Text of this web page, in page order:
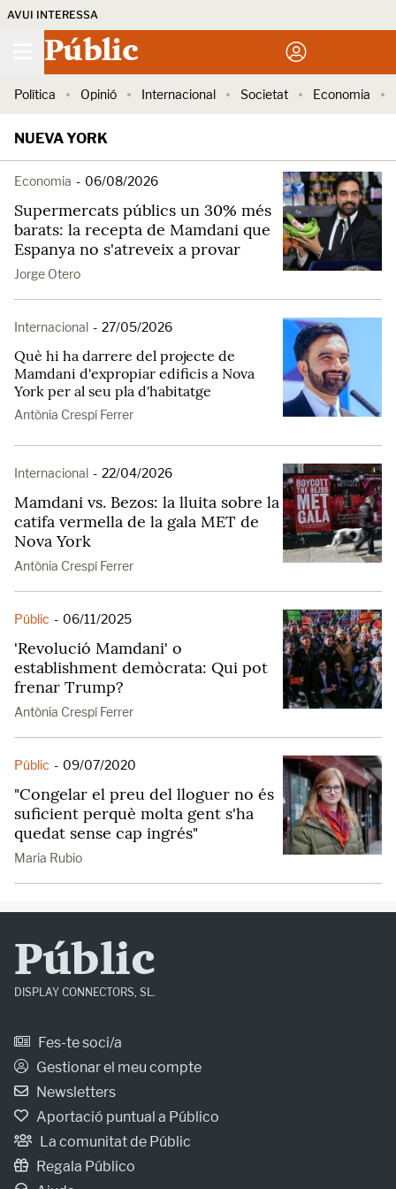
AVUI INTERESSA
Públic
Política Opinió Internacional Societat Economia
NUEVA YORK
Economia - 06/08/2026
Supermercats públics un 30% més
barats: la recepta de Mamdani que
Espanya no s'atreveix a provar
Jorge Otero
Internacional - 27/05/2026
Què hi ha darrere del projecte de
Mamdani d'expropiar edificis a Nova
York per al seu pla d'habitatge
Antònia Crespí Ferrer
Internacional - 22/04/2026
Mamdani vs. Bezos: la lluita sobre la
catifa vermella de la gala MET de
Nova York
Antònia Crespí Ferrer
Públic - 06/11/2025
'Revolució Mamdani' o
establishment demòcrata: Qui pot
frenar Trump?
Antònia Crespí Ferrer
Públic - 09/07/2020
"Congelar el preu del lloguer no és
suficient perquè molta gent s'ha
quedat sense cap ingrés"
Maria Rubio
Públic
DISPLAY CONNECTORS, SL.
Fes-te soci/a
Gestionar el meu compte
Newsletters
Aportació puntual a Público
La comunitat de Públic
Regala Público